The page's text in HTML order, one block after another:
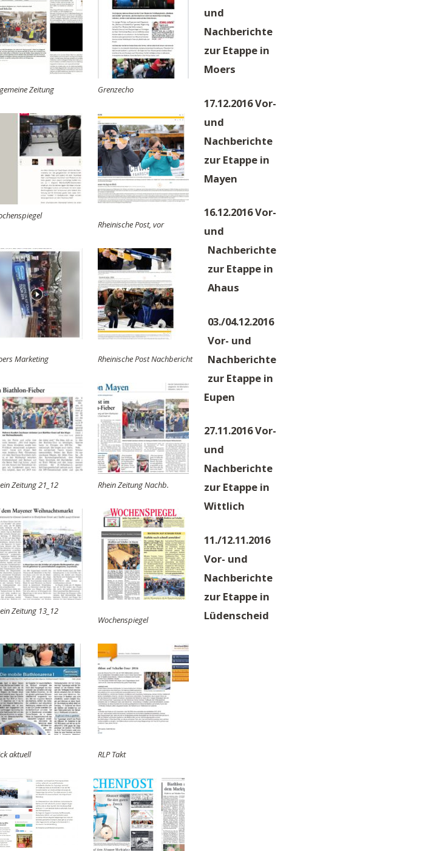
zu
regeln.
Zeitung Grenzecho
und
Nachberichte
zur Etappe in
Moers
Rheinische Post, vor
Marketing Rheinische Post Nachbericht
17.12.2016 Vor-
und
Nachberichte
zur Etappe in
Mayen
Zeitung 21_12 Rhein Zeitung Nachb.
Zeitung 13_12
Wochenspiegel
aktuell RLP Takt
16.12.2016 Vor-
und
Nachberichte
zur Etappe in
Ahaus
03./04.12.2016
Vor- und
Nachberichte
zur Etappe in
Eupen
27.11.2016 Vor-
und
Nachberichte
zur Etappe in
Wittlich
11./12.11.2016
Vor- und
Nachberichte
zur Etappe in
Lüdenscheid